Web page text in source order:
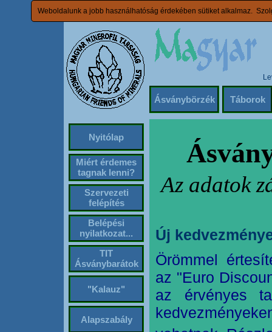
Weboldalunk a jobb használhatóság érdekében sütiket alkalmaz.
Ásványbörzék Táborok
Nyitólap
Miért érdemes
tagnak lenni?
Szervezeti
felépítés
Belépési
nyilatkozat...
TIT
Ásványbarátok
"Kalauz"
Alapszabály
Az adatok
Új
Örömmel
az "Euro
az érvényes